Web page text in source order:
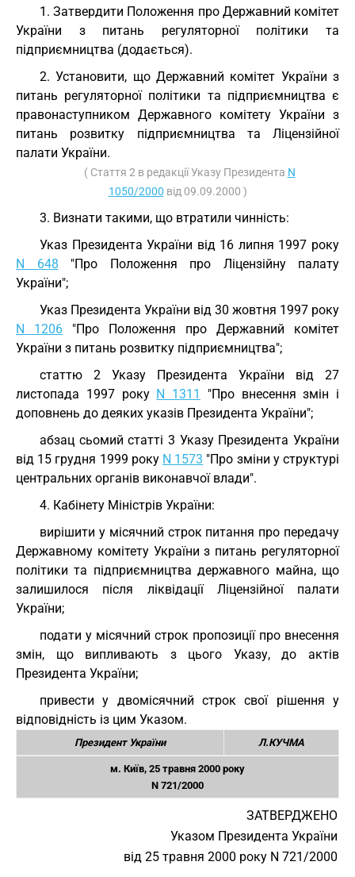
1. Затвердити Положення про Державний комітет
України з питань регуляторної політики та
підприємництва (додається).
2. Установити, що Державний комітет України з
питань регуляторної політики та підприємництва є
правонаступником Державного комітету України з
питань розвитку підприємництва та Ліцензійної
палати України.
( Стаття 2 в редакції Указу Президента N
1050/2000 від 09.09.2000 )
3. Визнати такими, що втратили чинність:
Указ Президента України від 16 липня 1997 року
N 648 "Про Положення про Ліцензійну палату
України";
Указ Президента України від 30 жовтня 1997 року
N 1206 "Про Положення про Державний комітет
України з питань розвитку підприємництва";
статтю 2 Указу Президента України від 27
листопада 1997 року N 1311
"Про внесення змін і
доповнень до деяких указів Президента України";
абзац сьомий статті 3 Указу Президента України
від 15 грудня 1999 року N 1573 "Про зміни у структурі
центральних органів виконавчої влади".
4. Кабінету Міністрів України:
вирішити у місячний строк питання про передачу
Державному комітету України з питань регуляторної
політики та підприємництва державного майна, що
залишилося після ліквідації Ліцензійної палати
України;
подати у місячний строк пропозиції про внесення
змін, що випливають з цього Указу, до актів
Президента України;
привести у двомісячний строк свої рішення у
відповідність із цим Указом.
Президент України Л.КУЧМА
м. Київ, 25 травня 2000 року
N 721/2000
ЗАТВЕРДЖЕНО
Указом Президента України
від 25 травня 2000 року N 721/2000